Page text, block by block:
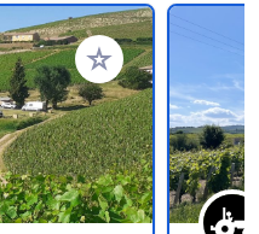
Ajouter à vos